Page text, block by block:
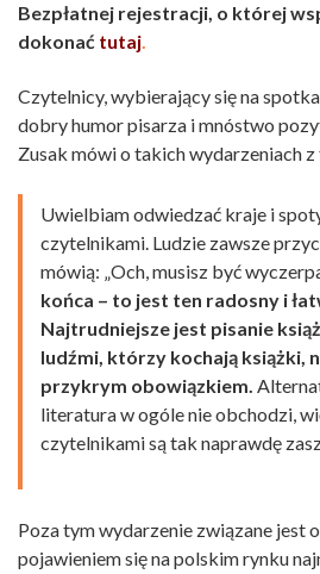
Bezpłatnej rejestracji, o której
dokonać tutaj.
Czytelnicy, wybierający się na
dobry humor pisarza i mnóstwo
Zusak mówi o takich wydarzeniach z
Uwielbiam odwiedzać kraje i
czytelnikami. Ludzie zawsze
mówią: „Och, musisz być
końca – to jest ten radosny i
Najtrudniejsze jest pisanie
ludźmi, którzy kochają książki,
przykrym obowiązkiem.
literatura w ogóle nie obchodzi,
czytelnikami są tak naprawdę
Poza tym wydarzenie związane jest
pojawieniem się na polskim rynku